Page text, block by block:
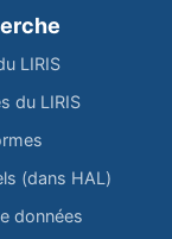
LIRIS
du LIRIS
(dans HAL)
données